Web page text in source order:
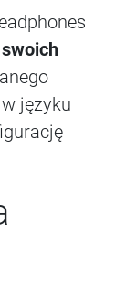
języku